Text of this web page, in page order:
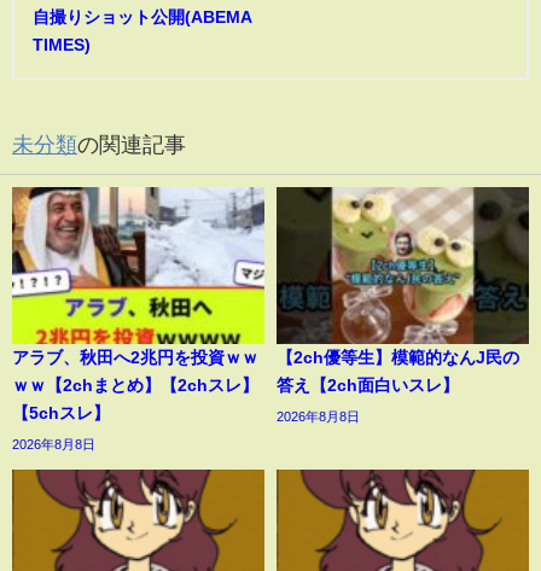
自撮りショット公開(ABEMA
TIMES)
未分類の関連記事
アラブ、秋田へ2兆円を投資ｗｗ
ｗｗ【2chまとめ】【2chスレ】
【5chスレ】
2026年8月8日
【2ch優等生】模範的なんJ民の
答え【2ch面白いスレ】
2026年8月8日